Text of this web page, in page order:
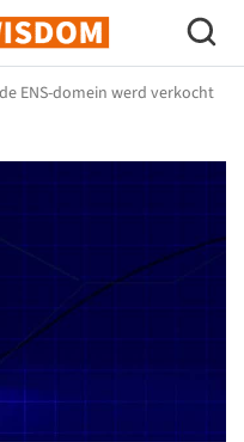
ENS-domein werd verkocht